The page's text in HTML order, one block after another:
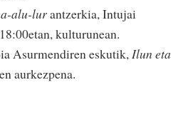
alu-lurantzerkia, Intujai
kulturunean.
Asurmendiren eskutik, Ilun eta
aurkezpena.